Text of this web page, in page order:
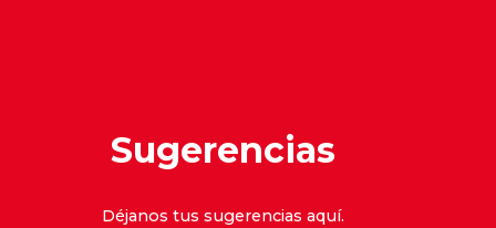
Sugerencias
Déjanos tus sugerencias aquí.